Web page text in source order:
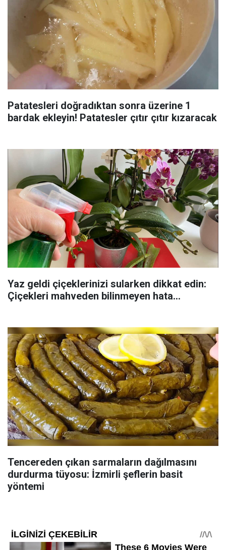
Patatesleri doğradıktan sonra üzerine 1
bardak ekleyin! Patatesler çıtır çıtır kızaracak
Yaz geldi çiçeklerinizi sularken dikkat edin:
Çiçekleri mahveden bilinmeyen hata...
Tencereden çıkan sarmaların dağılmasını
durdurma tüyosu: İzmirli şeflerin basit
yöntemi